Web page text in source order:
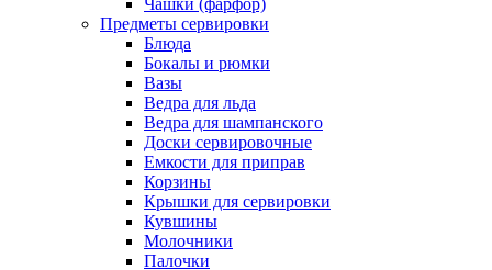
Чашки (фарфор)
Предметы сервировки
Блюда
Бокалы и рюмки
Вазы
Ведра для льда
Ведра для шампанского
Доски сервировочные
Емкости для приправ
Корзины
Крышки для сервировки
Кувшины
Молочники
Палочки